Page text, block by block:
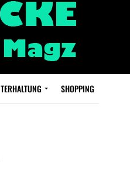
SHOPPING